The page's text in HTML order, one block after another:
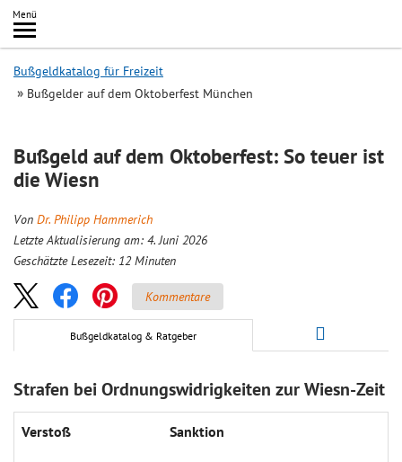
Inhalt
springen
Menü
Search
Bußgeldkatalog für Freizeit
Bußgelder auf dem Oktoberfest München
Bußgeld auf dem Oktoberfest: So teuer ist
die Wiesn
Von Dr. Philipp Hammerich
Letzte Aktualisierung am: 4. Juni 2026
Geschätzte Lesezeit: 12 Minuten
Kommentare
Bußgeldkatalog & Ratgeber
Strafen bei Ordnungswidrigkeiten zur Wiesn-Zeit
Verstoß Sanktion